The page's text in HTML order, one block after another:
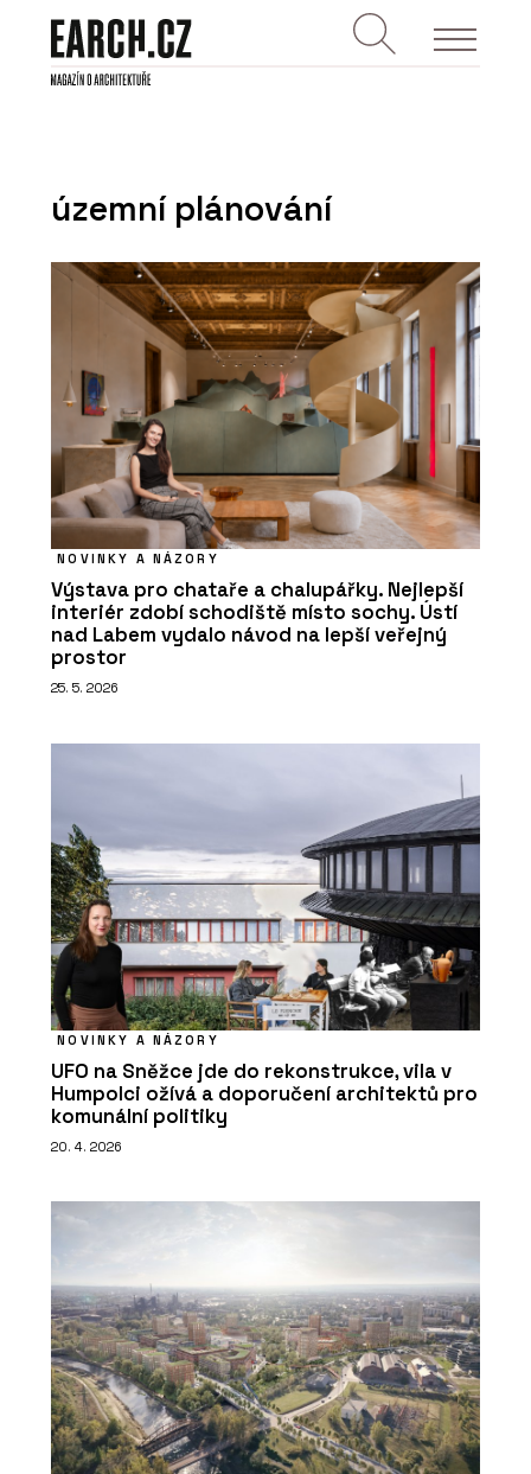
územní plánování
NOVINKY A NÁZORY
Výstava pro chataře a chalupářky. Nejlepší
interiér zdobí schodiště místo sochy. Ústí
nad Labem vydalo návod na lepší veřejný
prostor
25. 5. 2026
NOVINKY A NÁZORY
UFO na Sněžce jde do rekonstrukce, vila v
Humpolci ožívá a doporučení architektů pro
komunální politiky
20. 4. 2026